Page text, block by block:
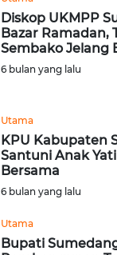
Diskop UKMPP
Bazar Ramadan,
Sembako Jelang
6 bulan yang lalu
Utama
KPU Kabupaten
Santuni Anak
Bersama
6 bulan yang lalu
Utama
Bupati